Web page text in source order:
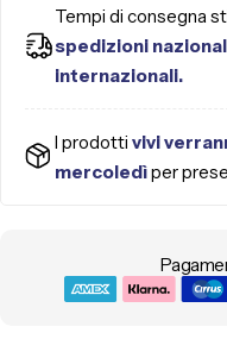
Tempi di consegna
spedizioni
internazionali.
I prodotti vivi
mercoledìper